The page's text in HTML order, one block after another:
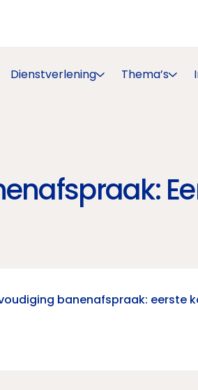
Dienstverlening Thema’s
banenafspraak: eerste